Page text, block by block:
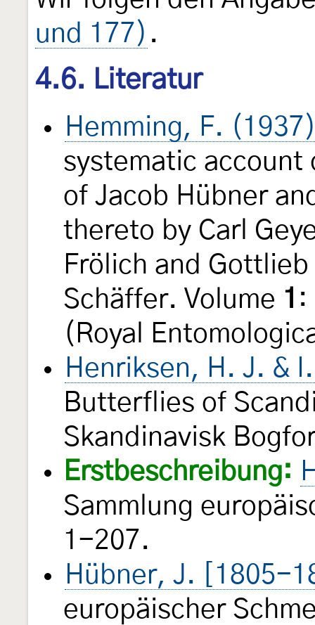
und 177) .
4.6. Literatur
Hemming, F.
systematic account
of Jacob Hübner
thereto by Carl
Frölich and
Schäffer. Volume 1 :
(Royal
Henriksen, H. J. &
Butterflies of
Skandinavisk
Erstbeschreibung:
Sammlung
1-207.
Hübner, J. [1805-
europäischer